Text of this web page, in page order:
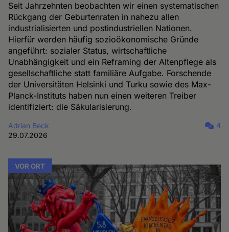
Seit Jahrzehnten beobachten wir einen systematischen
Rückgang der Geburtenraten in nahezu allen
industrialisierten und postindustriellen Nationen.
Hierfür werden häufig sozioökonomische Gründe
angeführt: sozialer Status, wirtschaftliche
Unabhängigkeit und ein Reframing der Altenpflege als
gesellschaftliche statt familiäre Aufgabe. Forschende
der Universitäten Helsinki und Turku sowie des Max-
Planck-Instituts haben nun einen weiteren Treiber
identifiziert: die Säkularisierung.
Adrian Beck
29.07.2026
4
VOR ORT